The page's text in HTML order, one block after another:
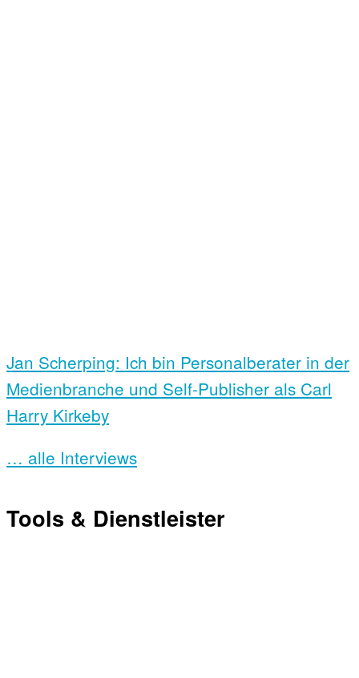
Jan Scherping: Ich bin Personalberater in der
Medienbranche und Self-Publisher als Carl
Harry Kirkeby
… alle Interviews
Tools & Dienstleister